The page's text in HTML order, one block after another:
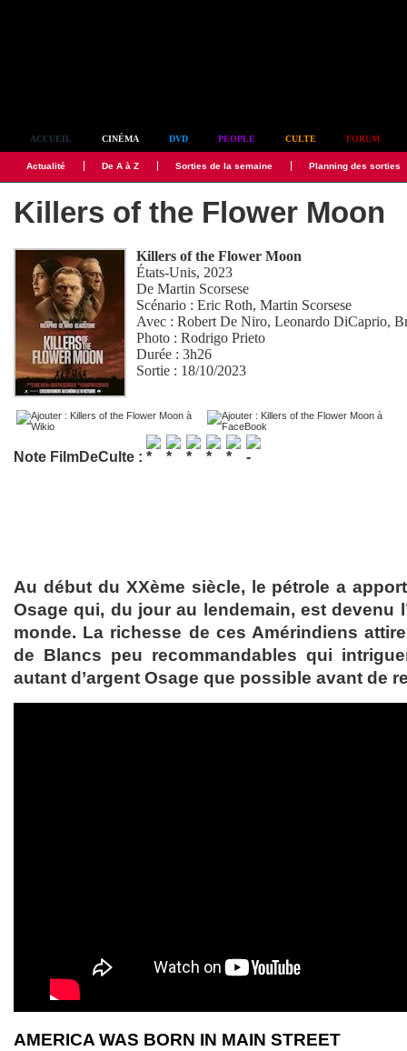
ACCUEIL CINÉMA DVD PEOPLE CULTE FORUM
Actualité De A à Z Sorties de la semaine Planning des sorties
Killers of the Flower Moon
Killers of the Flower Moon
États-Unis, 2023
DeMartin Scorsese
Scénario :Eric Roth,Martin Scorsese
Avec :Robert De Niro,Leonardo DiCaprio,
Photo :Rodrigo Prieto
Durée : 3h26
Sortie : 18/10/2023
Note FilmDeCulte :
Au début du XXème siècle, le pétrole a
Osage qui, du jour au lendemain, est devenu
monde. La richesse de ces Amérindiens
de Blancs peu recommandables qui
autant d’argent Osage que possible avant de
AMERICA WAS BORN IN MAIN STREET